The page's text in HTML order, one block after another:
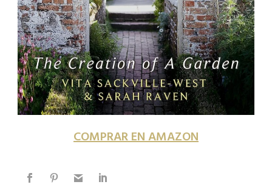
COMPRAR EN AMAZON